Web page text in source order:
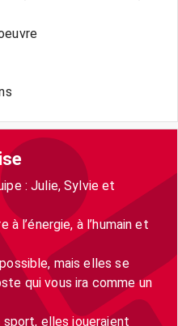
: Julie, Sylvie et
à l’énergie, à l’humain et
mais elles se
qui vous ira comme un
elles joueraient